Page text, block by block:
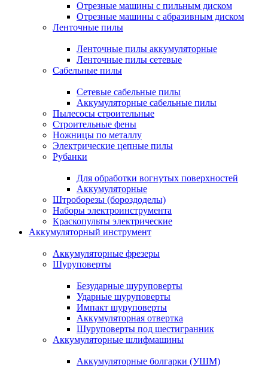
Отрезные машины с пильным диском
Отрезные машины с абразивным диском
Ленточные пилы
Ленточные пилы аккумуляторные
Ленточные пилы сетевые
Сабельные пилы
Сетевые сабельные пилы
Аккумуляторные сабельные пилы
Пылесосы строительные
Строительные фены
Ножницы по металлу
Электрические цепные пилы
Рубанки
Для обработки вогнутых поверхностей
Аккумуляторные
Штроборезы (бороздоделы)
Наборы электроинструмента
Краскопульты электрические
Аккумуляторный инструмент
Аккумуляторные фрезеры
Шуруповерты
Безударные шуруповерты
Ударные шуруповерты
Импакт шуруповерты
Аккумуляторная отвертка
Шуруповерты под шестигранник
Аккумуляторные шлифмашины
Аккумуляторные болгарки (УШМ)